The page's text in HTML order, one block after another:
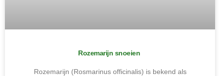
Rozemarijn snoeien
Rozemarijn (Rosmarinus officinalis) is bekend als